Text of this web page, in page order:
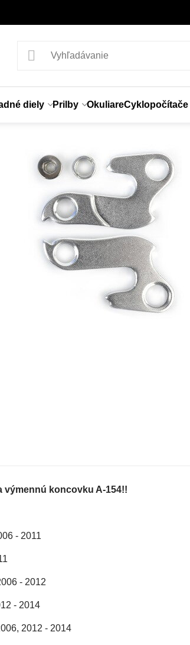
diely Prilby OkuliareCyklopočítače
výmennú koncovku A-154!!
- 2011
- 2012
- 2014
2012 - 2014